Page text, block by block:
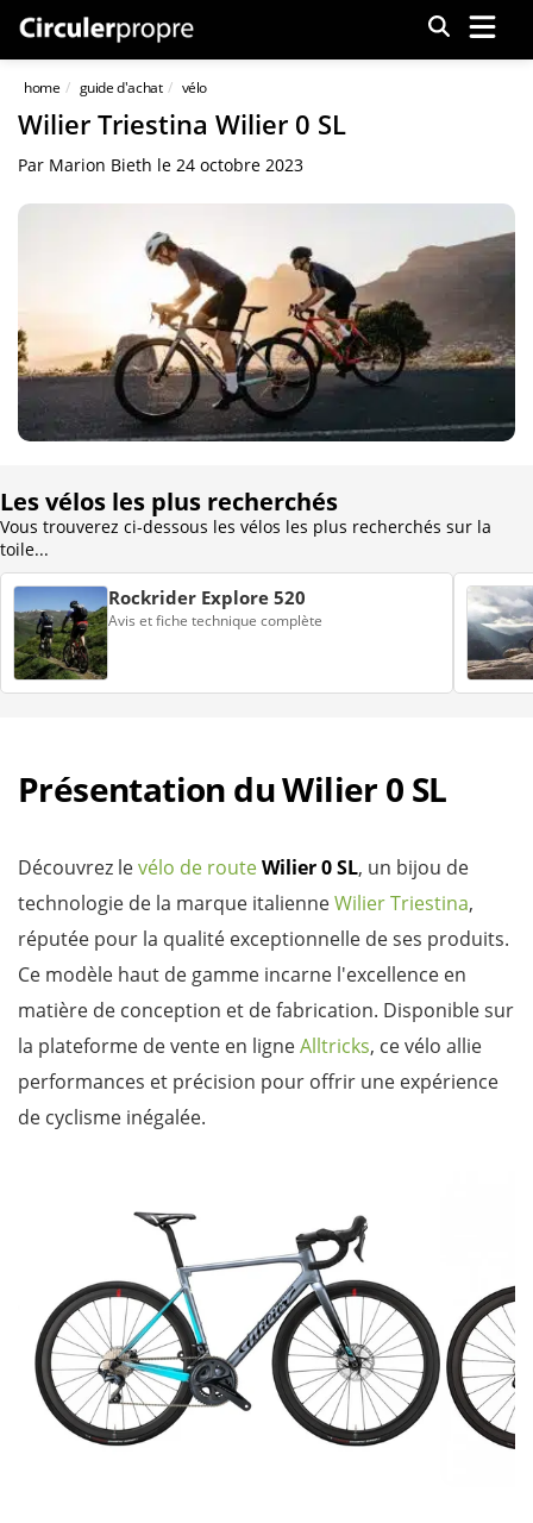
Menu
home guide d'achat vélo
Wilier Triestina Wilier 0 SL
Par Marion Bieth le 24 octobre 2023
Les vélos les plus recherchés
Vous trouverez ci-dessous les vélos les plus recherchés sur la
toile...
Rockrider Explore 520
Avis et fiche technique complète
Présentation du Wilier 0 SL
Découvrez levélo de routeWilier 0 SL, un bijou de
technologie de la marque italienneWilier Triestina,
réputée pour la qualité exceptionnelle de ses produits.
Ce modèle haut de gamme incarne l'excellence en
matière de conception et de fabrication. Disponible sur
la plateforme de vente en ligneAlltricks, ce vélo allie
performances et précision pour offrir une expérience
de cyclisme inégalée.